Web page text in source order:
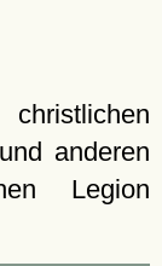
anderen
Legion